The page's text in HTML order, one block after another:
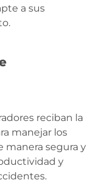
a sus
reciban la
manejar los
manera segura y
y